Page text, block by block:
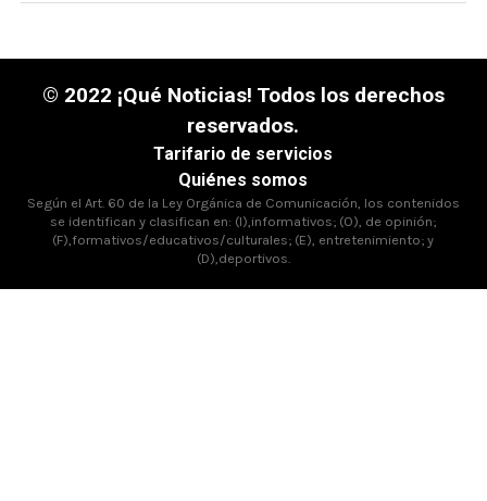
© 2022 ¡Qué Noticias! Todos los derechos
reservados.
Tarifario de servicios
Quiénes somos
Según el Art. 60 de la Ley Orgánica de Comunicación, los contenidos
se identifican y clasifican en: (I),informativos; (O), de opinión;
(F),formativos/educativos/culturales; (E), entretenimiento; y
(D),deportivos.